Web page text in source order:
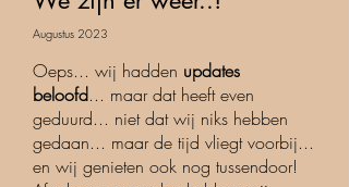
Augustus 2023
Oeps... wij hadden updates
beloofd... maar dat heeft even
geduurd... niet dat wij niks hebben
gedaan... maar de tijd vliegt voorbij...
en wij genieten ook nog tussendoor!